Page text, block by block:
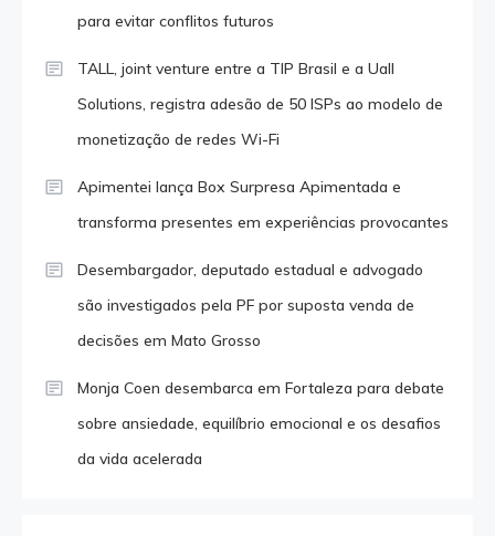
para evitar conflitos futuros
TALL, joint venture entre a TIP Brasil e a Uall
Solutions, registra adesão de 50 ISPs ao modelo de
monetização de redes Wi-Fi
Apimentei lança Box Surpresa Apimentada e
transforma presentes em experiências provocantes
Desembargador, deputado estadual e advogado
são investigados pela PF por suposta venda de
decisões em Mato Grosso
Monja Coen desembarca em Fortaleza para debate
sobre ansiedade, equilíbrio emocional e os desafios
da vida acelerada